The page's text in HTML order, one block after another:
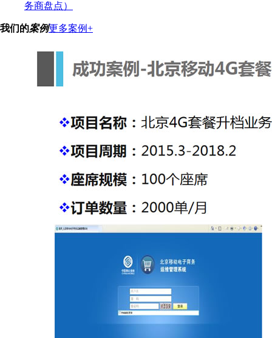
务商盘点）
我们的案例更多案例+